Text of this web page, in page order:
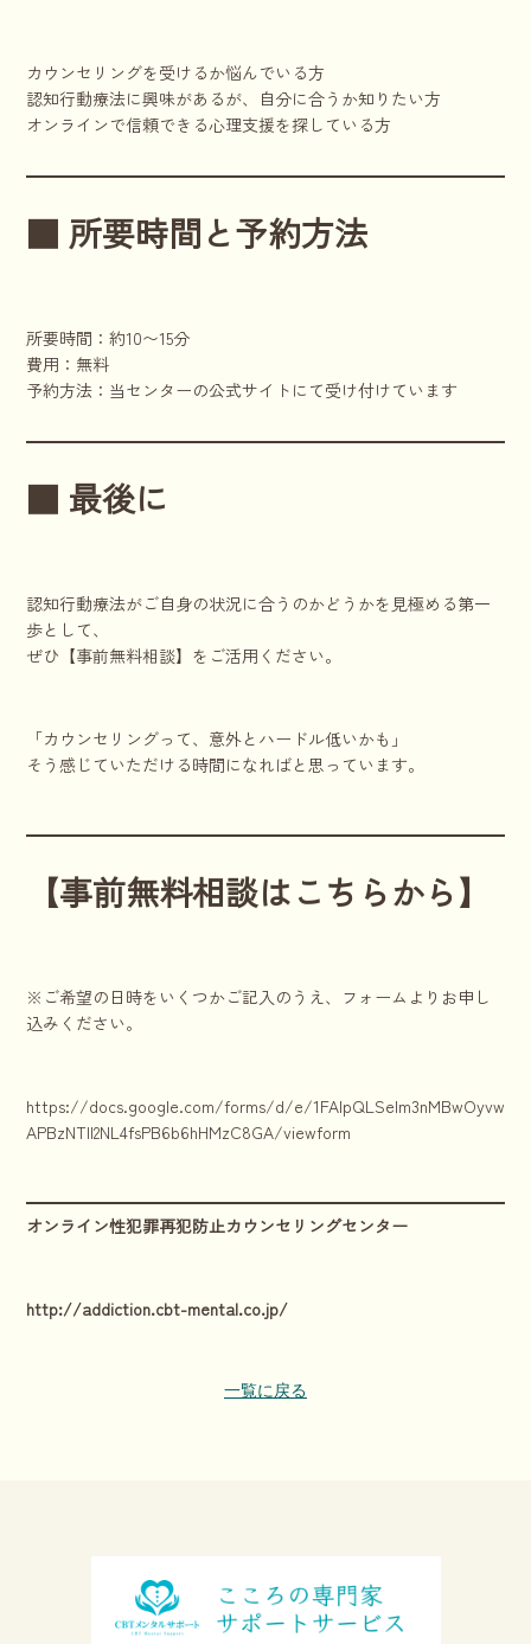
カウンセリングを受けるか悩んでいる方
認知行動療法に興味があるが、自分に合うか知りたい方
オンラインで信頼できる心理支援を探している方
■ 所要時間と予約方法
所要時間：約10〜15分
費用：無料
予約方法：当センターの公式サイトにて受け付けています
■ 最後に
認知行動療法がご自身の状況に合うのかどうかを見極める第一
歩として、
ぜひ【事前無料相談】をご活用ください。
「カウンセリングって、意外とハードル低いかも」
そう感じていただける時間になればと思っています。
【事前無料相談はこちらから】
※ご希望の日時をいくつかご記入のうえ、フォームよりお申し
込みください。
https://docs.google.com/forms/d/e/
APBzNTll2NL4fsPB6b6hHMzC8GA/viewform
オンライン性犯罪再犯防止カウンセリングセンター
http://addiction.cbt-mental.co.jp/
一覧に戻る